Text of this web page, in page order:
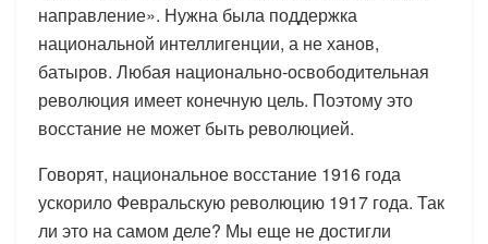
направление». Нужна была поддержка
национальной интеллигенции, а не ханов,
батыров. Любая национально-освободительная
революция имеет конечную цель. Поэтому это
восстание не может быть революцией.
Говорят, национальное восстание 1916 года
ускорило Февральскую революцию 1917 года. Так
ли это на самом деле? Мы еще не достигли